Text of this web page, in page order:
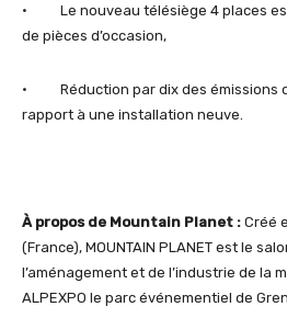
• Le nouveau télésiège 4 places est
de pièces d’occasion,
• Réduction par dix des émissions
rapport à une installation neuve.
À propos de Mountain Planet : Créé
(France), MOUNTAIN PLANET est le
l’aménagement et de l’industrie de la
ALPEXPO le parc événementiel de